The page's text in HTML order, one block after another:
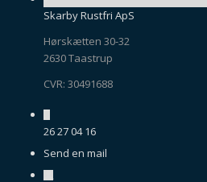
Skarby Rustfri ApS
Hørskætten 30-32
2630 Taastrup
CVR: 30491688
26 27 04 16
Send en mail